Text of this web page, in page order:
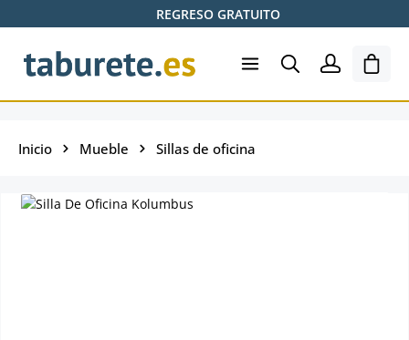
Saltar al contenido principalREGRESO GRATUITO
El
Inicio Mueble Sillas de oficina